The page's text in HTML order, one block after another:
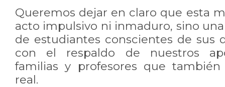
Queremos dejar en claro que esta
acto impulsivo ni inmaduro, sino
de estudiantes conscientes de sus
con el respaldo de nuestros
familias y profesores que
real.